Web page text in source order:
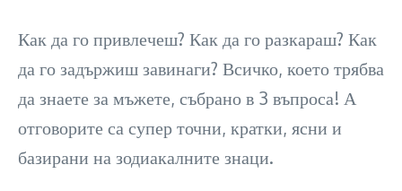
Как да го привлечеш? Как да го разкараш? Как
да го задържиш завинаги? Всичко, което трябва
да знаете за мъжете, събрано в 3 въпроса! А
отговорите са супер точни, кратки, ясни и
базирани на зодиакалните знаци.